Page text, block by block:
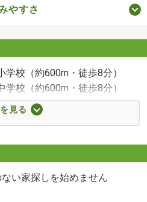
んでおります！
のはなんだか緊張する」
のではないか」
ださいなんて言いません!
けることが、家探しの大きな
ていきましょう♪
やすさ
校（約600m・徒歩8分）
校（約600m・徒歩8分）
第二幼稚園（約270m・徒歩4
ふしこ店（約500m・徒歩7
古店（約600m・徒歩8分）
見る
ない家探しを始めません